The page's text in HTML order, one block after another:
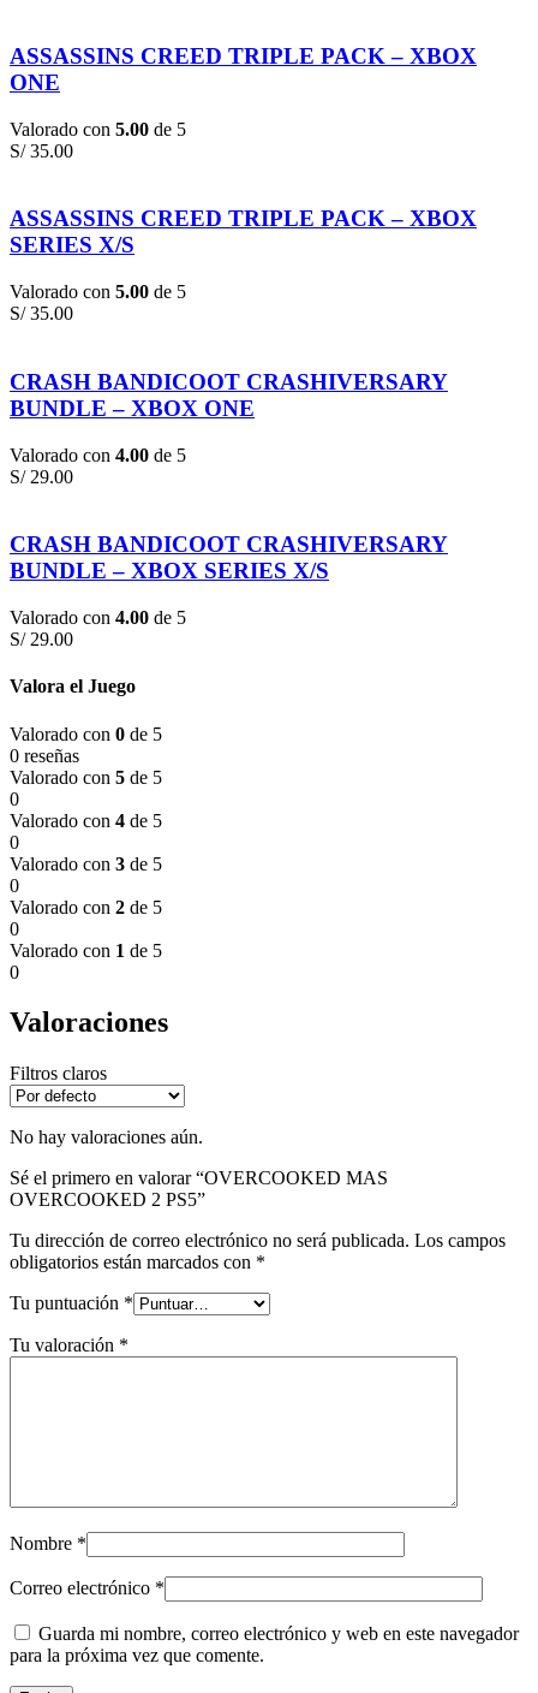
ASSASSINS CREED TRIPLE PACK – XBOX
ONE
Valorado con 5.00 de 5
S/35.00
ASSASSINS CREED TRIPLE PACK – XBOX
SERIES X/S
Valorado con 5.00 de 5
S/35.00
CRASH BANDICOOT CRASHIVERSARY
BUNDLE – XBOX ONE
Valorado con 4.00 de 5
S/29.00
CRASH BANDICOOT CRASHIVERSARY
BUNDLE – XBOX SERIES X/S
Valorado con 4.00 de 5
S/29.00
Valora el Juego
Valorado con 0 de 5
0 reseñas
Valorado con 5 de 5
0
Valorado con 4 de 5
0
Valorado con 3 de 5
0
Valorado con 2 de 5
0
Valorado con 1 de 5
0
Valoraciones
Filtros claros
No hay valoraciones aún.
Sé el primero en valorar “OVERCOOKED MAS
OVERCOOKED 2 PS5”
Tu dirección de correo electrónico no será publicada. Los campos
obligatorios están marcados con *
Tu puntuación *
Tu valoración *
Nombre *
Correo electrónico *
Guarda mi nombre, correo electrónico y web en este navegador
para la próxima vez que comente.